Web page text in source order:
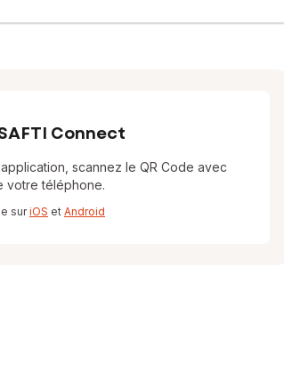
Connect
scannez le QR Code avec
votre téléphone.
suriOS et Android